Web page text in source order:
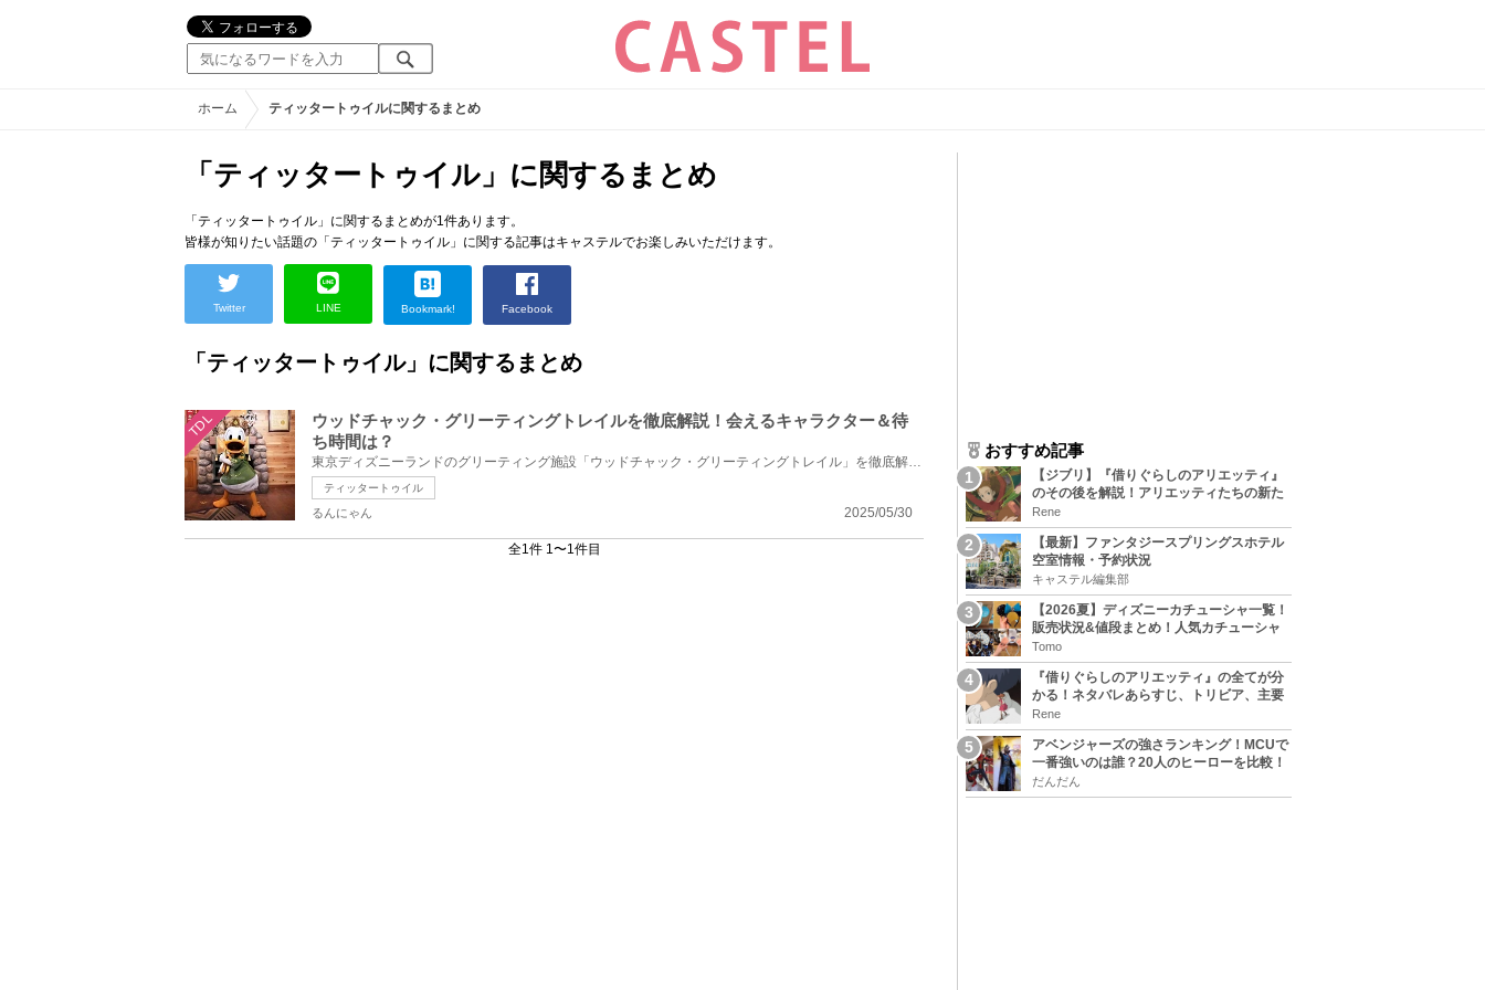
ホーム ティッタートゥイルに関するまとめ
「ティッタートゥイル」に関するまとめ
「ティッタートゥイル」に関するまとめが1件あります。
皆様が知りたい話題の「ティッタートゥイル」に関する記事はキャステルでお楽しみいただけます。
Twitter LINE Bookmark! Facebook
「ティッタートゥイル」に関するまとめ
TDL
ウッドチャック・グリーティングトレイルを徹底解説！会えるキャラクター＆待
ち時間は？
東京ディズニーランドのグリーティング施設「ウッドチャック・グリーティングトレイル」を徹底解説！会...
ティッタートゥイル
2025/05/30
るんにゃん
全1件 1〜1件目
おすすめ記事
【ジブリ】『借りぐらしのアリエッティ』
のその後を解説！アリエッティたちの新た
な住処は？翔の病気は治る？
Rene
【最新】ファンタジースプリングスホテル
空室情報・予約状況
キャステル編集部
【2026夏】ディズニーカチューシャ一覧！
販売状況&値段まとめ！人気カチューシャ
をチェック
Tomo
『借りぐらしのアリエッティ』の全てが分
かる！ネタバレあらすじ、トリビア、主要
キャラまとめ！
Rene
アベンジャーズの強さランキング！MCUで
一番強いのは誰？20人のヒーローを比較！
だんだん